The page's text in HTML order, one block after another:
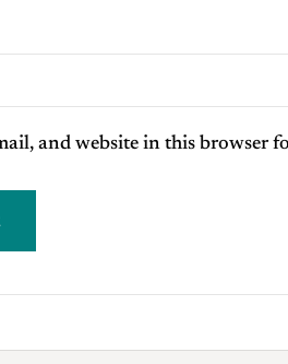
and website in this browser